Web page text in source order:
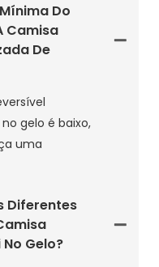
Do
Camisa
De
gelo é baixo,
uma
Diferentes
Gelo?